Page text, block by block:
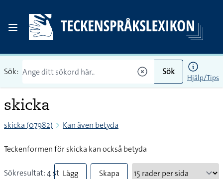
Sök: Sök
Hjälp/Tips
skicka
skicka (07982) Kan även betyda
Teckenformen för skicka kan också betyda
Sökresultat: 4 st Lägg
Skapa